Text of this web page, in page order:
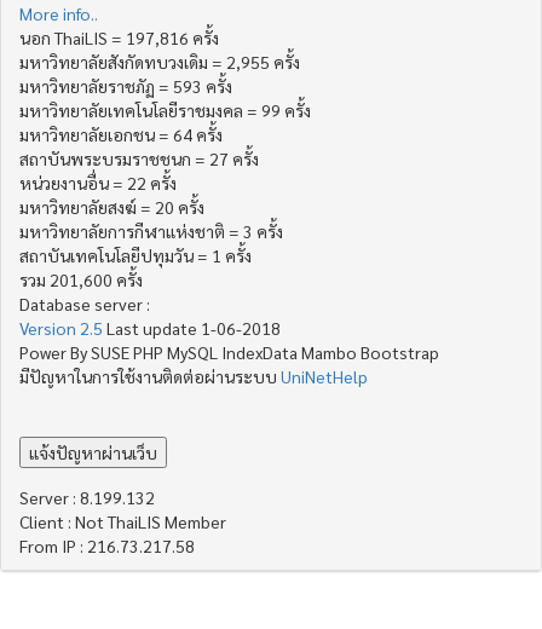
More info..
นอก ThaiLIS = 197,816 ครั้ง
มหาวิทยาลัยสังกัดทบวงเดิม = 2,955 ครั้ง
มหาวิทยาลัยราชภัฏ = 593 ครั้ง
มหาวิทยาลัยเทคโนโลยีราชมงคล = 99 ครั้ง
มหาวิทยาลัยเอกชน = 64 ครั้ง
สถาบันพระบรมราชชนก = 27 ครั้ง
หน่วยงานอื่น = 22 ครั้ง
มหาวิทยาลัยสงฆ์ = 20 ครั้ง
มหาวิทยาลัยการกีฬาแห่งชาติ = 3 ครั้ง
สถาบันเทคโนโลยีปทุมวัน = 1 ครั้ง
รวม 201,600 ครั้ง
Database server :
Version 2.5 Last update 1-06-2018
Power By SUSE PHP MySQL IndexData Mambo Bootstrap
มีปัญหาในการใช้งานติดต่อผ่านระบบ UniNetHelp
Server : 8.199.132
Client : Not ThaiLIS Member
From IP : 216.73.217.58